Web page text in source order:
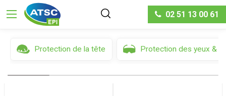
02 51 13 00 61
Filtres Trier par
Protection de la tête Protection des yeux &